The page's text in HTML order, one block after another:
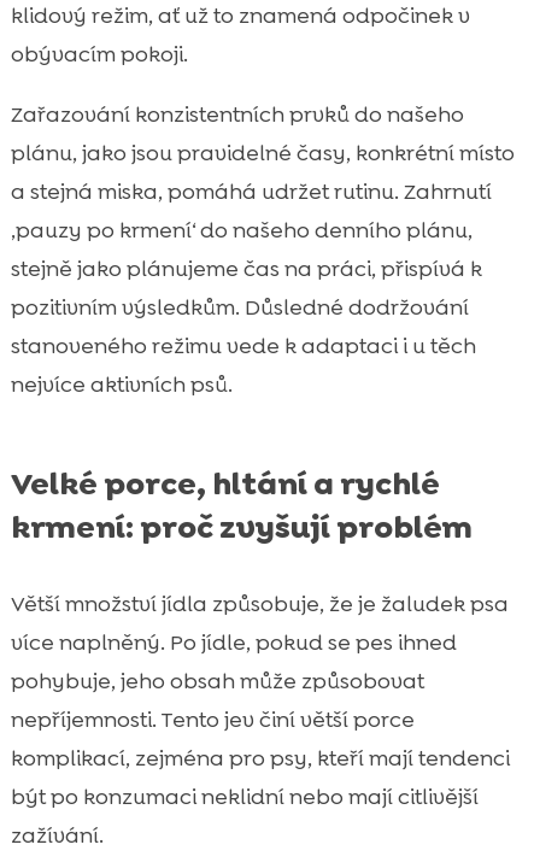
klidový režim, ať už to znamená odpočinek v
obývacím pokoji.
Zařazování konzistentních prvků do našeho
plánu, jako jsou pravidelné časy, konkrétní místo
a stejná miska, pomáhá udržet rutinu. Zahrnutí
‚pauzy po krmení‘ do našeho denního plánu,
stejně jako plánujeme čas na práci, přispívá k
pozitivním výsledkům. Důsledné dodržování
stanoveného režimu vede k adaptaci i u těch
nejvíce aktivních psů.
Velké porce, hltání a rychlé
krmení: proč zvyšují problém
Větší množství jídla způsobuje, že je žaludek psa
více naplněný. Po jídle, pokud se pes ihned
pohybuje, jeho obsah může způsobovat
nepříjemnosti. Tento jev činí větší porce
komplikací, zejména pro psy, kteří mají tendenci
být po konzumaci neklidní nebo mají citlivější
zažívání.